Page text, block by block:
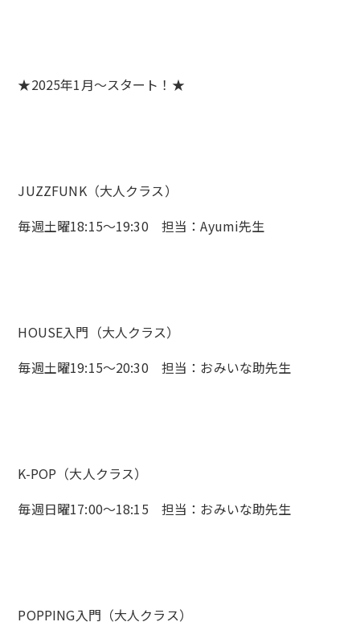
★2025年1月～スタート！★
JUZZFUNK（大人クラス）
毎週土曜18:15～19:30 担当：Ayumi先生
HOUSE入門（大人クラス）
毎週土曜19:15～20:30 担当：おみいな助先生
K-POP（大人クラス）
毎週日曜17:00〜18:15 担当：おみいな助先生
POPPING入門（大人クラス）